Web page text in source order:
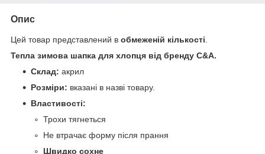
Опис
Цей товар представлений в обмеженій кількості
Тепла зимова шапка для хлопця від бренду C&A.
Склад: акрил
Розміри: вказані в назві товару.
Властивості:
Трохи тягнеться
Не втрачає форму після прання
Швидко сохне